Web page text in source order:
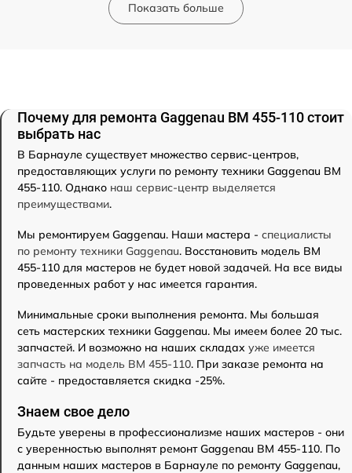
Показать больше
Почему для ремонта Gaggenau BM 455-110 стоит
выбрать нас
В Барнауле существует множество сервис-центров,
предоставляющих услуги по ремонту техники Gaggenau BM
455-110. Однако наш сервис-центр выделяется
преимуществами.
Мы ремонтируем Gaggenau. Наши мастера - специалисты
по ремонту техники Gaggenau. Восстановить модель BM
455-110 для мастеров не будет новой задачей. На все виды
проведенных работ у нас имеется гарантия.
Минимальные сроки выполнения ремонта. Мы большая
сеть мастерских техники Gaggenau. Мы имеем более 20 тыс.
запчастей. И возможно на наших складах уже имеется
запчасть на модель BM 455-110. При заказе ремонта на
сайте - предоставляется скидка -25%.
Знаем свое дело
Будьте уверены в профессионализме наших мастеров - они
с уверенностью выполнят ремонт Gaggenau BM 455-110. По
данным наших мастеров в Барнауле по ремонту Gaggenau,